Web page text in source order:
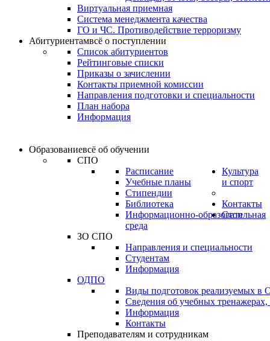
Виртуальная приемная
Система менеджмента качества
ГО и ЧС. Противодействие терроризму
Абитуриентамвсё о поступлении
Список абитуриентов
Рейтинговые списки
Приказы о зачислении
Контакты приемной комиссии
Направления подготовки и специальности
План набора
Информация
Образованиевсё об обучении
СПО
Расписание
Учебные планы
Стипендии
Библиотека
Информационно-образовательная
среда
ЗО СПО
Направления и специальности
Студентам
Информация
ОДПО
Виды подготовок реализуемых
Сведения об учебных тренажерах,
Информация
Контакты
Преподавателям и сотрудникам
Культура
и спорт
Контакты
Стоп